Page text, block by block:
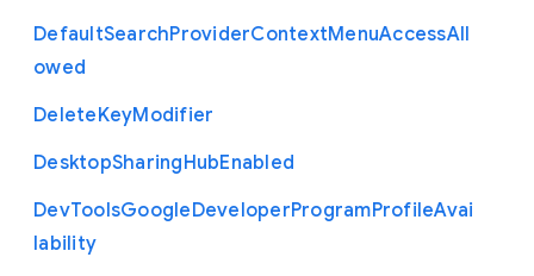
DefaultSearchProviderContextMenuAccessAll
owed
DeleteKeyModifier
DesktopSharingHubEnabled
DevToolsGoogleDeveloperProgramProfileAvai
lability